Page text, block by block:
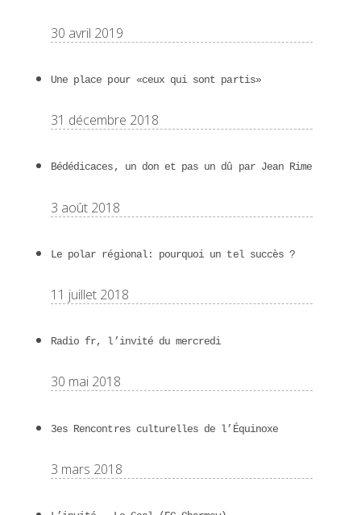
30 avril 2019
Une place pour «ceux qui sont partis»
31 décembre 2018
Bédédicaces, un don et pas un dû par Jean Rime
3 août 2018
Le polar régional: pourquoi un tel succès ?
11 juillet 2018
Radio fr, l’invité du mercredi
30 mai 2018
3es Rencontres culturelles de l’Équinoxe
3 mars 2018